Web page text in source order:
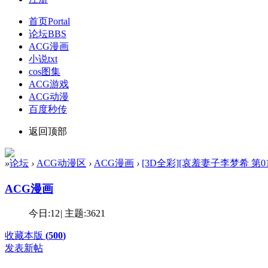
首页Portal
论坛BBS
ACG漫画
小说txt
cos图集
ACG游戏
ACG动漫
百度秒传
返回顶部
»论坛 › ACG动漫区 › ACG漫画 › [3D全彩][哀羞妻子李梦希 第
ACG漫画
今日:12| 主题:3621
收藏本版 (500)
发表新帖